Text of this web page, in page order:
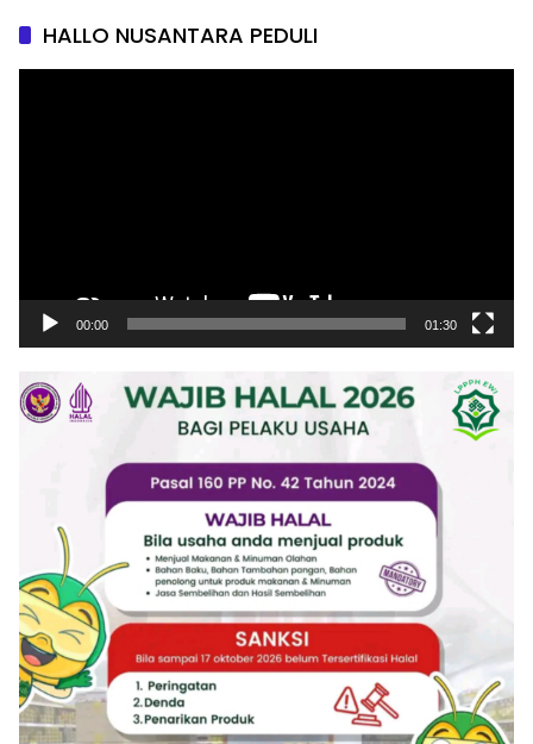
HALLO NUSANTARA PEDULI
00:00 01:30